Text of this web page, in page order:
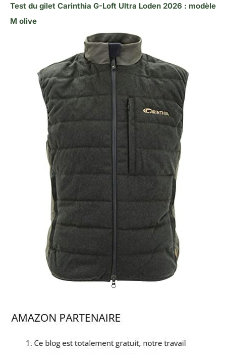
Test du gilet Carinthia G-Loft Ultra Loden 2026 : modèle
M olive